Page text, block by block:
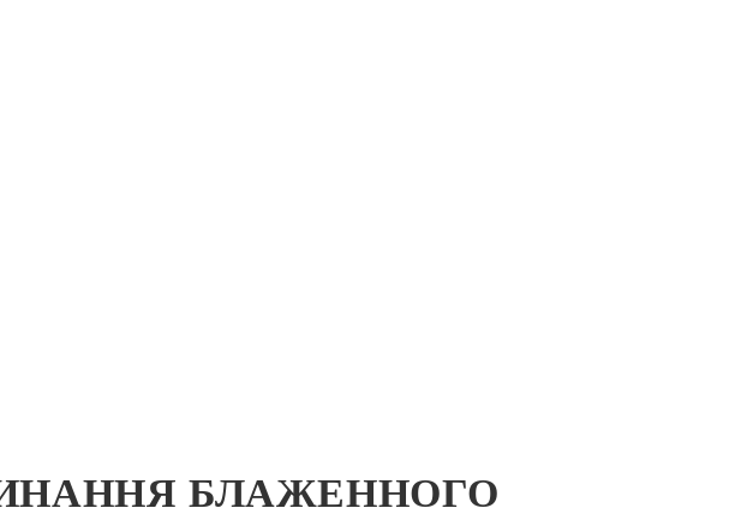
БЛАЖЕННОГО